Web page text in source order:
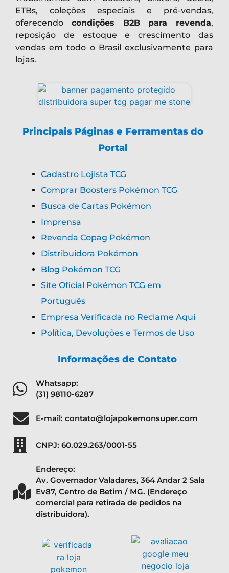
ETBs, coleções especiais e pré-vendas,
oferecendo condições B2B para revenda,
reposição de estoque e crescimento das
vendas em todo o Brasil exclusivamente para
lojas.
Principais Páginas e Ferramentas do
Portal
Cadastro Lojista TCG
Comprar Boosters Pokémon TCG
Busca de Cartas Pokémon
Imprensa
Revenda Copag Pokémon
Distribuidora Pokémon
Blog Pokémon TCG
Site Oficial Pokémon TCG em
Português
Empresa Verificada no Reclame Aqui
Política, Devoluções e Termos de Uso
Informações de Contato
Whatsapp:
(31) 98110-6287
E-mail: contato@lojapokemonsuper.com
CNPJ: 60.029.263/0001-55
Endereço:
Av. Governador Valadares, 364 Andar 2 Sala
Ev87, Centro de Betim / MG. (Endereço
comercial para retirada de pedidos na
distribuidora).